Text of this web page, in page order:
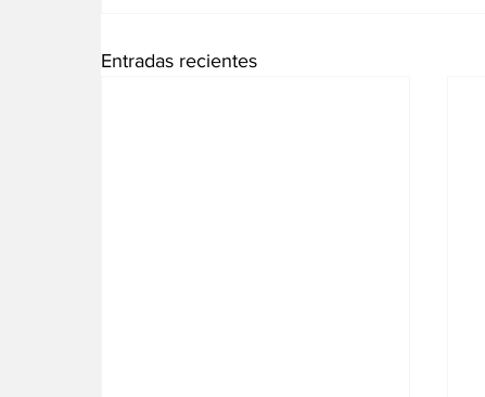
Entradas recientes